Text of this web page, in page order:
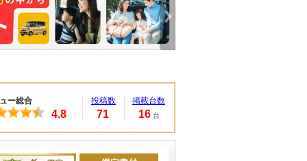
ー総合
4.8
投稿数
71
掲載台数
16 台